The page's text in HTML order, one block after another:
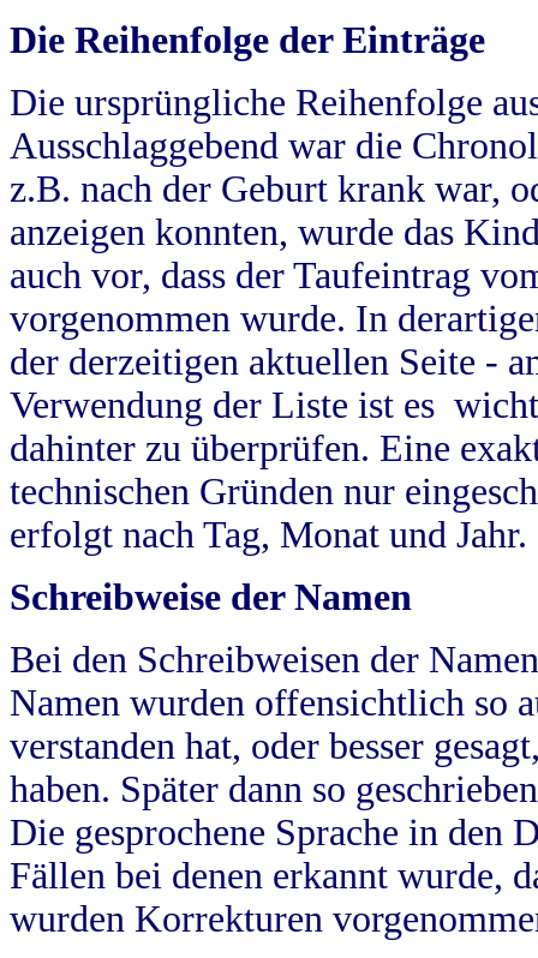
Die Reihenfolge der Einträge
Die ursprüngliche Reihenfolge
Ausschlaggebend war die
z.B. nach der Geburt krank war,
anzeigen konnten, wurde das
auch vor, dass der Taufeintrag
vorgenommen wurde. In
der derzeitigen aktuellen Seite -
Verwendung der Liste ist es
dahinter zu überprüfen. Eine
technischen Gründen nur
erfolgt nach Tag, Monat und Jahr.
Schreibweise der Namen
Bei den Schreibweisen der
Namen wurden offensichtlich so
verstanden hat, oder besser
haben. Später dann so
Die gesprochene Sprache in
Fällen bei denen erkannt wurde,
wurden Korrekturen